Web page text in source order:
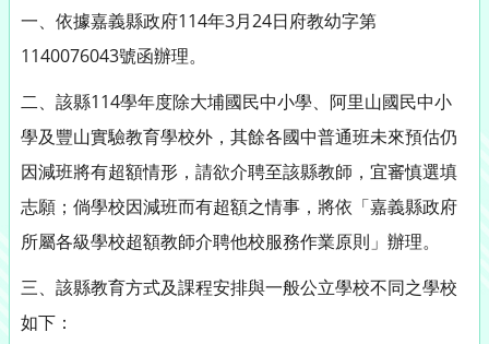
一、依據嘉義縣政府114年3月24日府教幼字第
1140076043號函辦理。
二、該縣114學年度除大埔國民中小學、阿里山國民中小
學及豐山實驗教育學校外，其餘各國中普通班未來預估仍
因減班將有超額情形，請欲介聘至該縣教師，宜審慎選填
志願；倘學校因減班而有超額之情事，將依「嘉義縣政府
所屬各級學校超額教師介聘他校服務作業原則」辦理。
三、該縣教育方式及課程安排與一般公立學校不同之學校
如下：